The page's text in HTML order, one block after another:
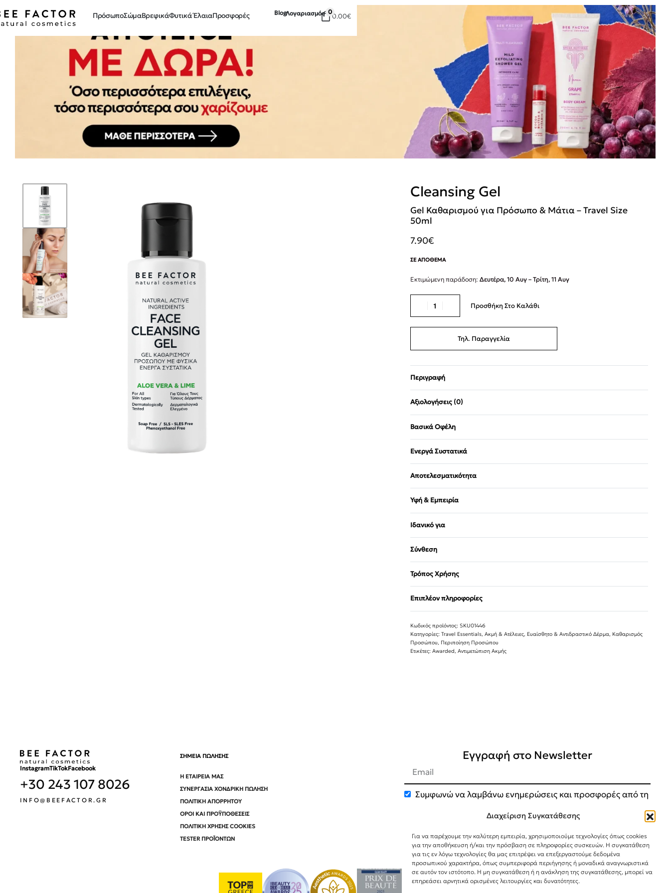
Διαχείριση Συγκατάθεσης
Για να παρέχουμε την καλύτερη εμπειρία, χρησιμοποιούμε τεχνολογίες όπως cookies
για την αποθήκευση ή/και την πρόσβαση σε πληροφορίες συσκευών. Η συγκατάθεση
για τις εν λόγω τεχνολογίες θα μας επιτρέψει να επεξεργαστούμε δεδομένα
προσωπικού χαρακτήρα, όπως συμπεριφορά περιήγησης ή μοναδικά αναγνωριστικά
σε αυτόν τον ιστότοπο. Η μη συγκατάθεση ή η ανάκληση της συγκατάθεσης, μπορεί να
επηρεάσει αρνητικά ορισμένες λειτουργίες και δυνατότητες.
ΠρόσωποΣώμαΒρεφικάΦυτικά ΈλαιαΠροσφορές BlogΛογαριασμός 00.00€
Cleansing Gel
Gel Καθαρισμού για Πρόσωπο & Μάτια – Travel Size
50ml
7.90€
ΣΕ ΑΠΌΘΕΜΑ
Εκτιμώμενη παράδοση: Δευτέρα, 10 Αυγ – Τρίτη, 11 Αυγ
Προσθήκη Στο Καλάθι
Τηλ. Παραγγελία
Περιγραφή
Αξιολογήσεις (0)
Βασικά Οφέλη
Ενεργά Συστατικά
Αποτελεσματικότητα
Υφή & Εμπειρία
Ιδανικό για
Σύνθεση
Τρόπος Χρήσης
Επιπλέον πληροφορίες
SKU01446
Κατηγορίες: Travel Essentials, Ακμή & Ατέλειες, Ευαίσθητο & Αντιδραστικό Δέρμα
Καθαρισμός
Προσώπου
Περιποίηση Προσώπου
Ετικέτες: Awarded Αντιμετώπιση Ακμής
InstagramTikTokFacebook
+30 243 107 8026
INFO@BEEFACTOR.GR
ΣΗΜΕΙΑ ΠΩΛΗΣΗΣ
Η ΕΤΑΙΡΕΊΑ ΜΑΣ
ΣΥΝΕΡΓΑΣΊΑ ΧΟΝΔΡΙΚΉ ΠΏΛΗΣΗ
ΠΟΛΙΤΙΚΉ ΑΠΟΡΡΉΤΟΥ
ΌΡΟΙ ΚΑΙ ΠΡΟΫΠΟΘΈΣΕΙΣ
ΠΟΛΙΤΙΚΉ ΧΡΉΣΗΣ COOKIES
TESTER ΠΡΟΪΌΝΤΩΝ
Εγγραφή στο Newsletter
Συμφωνώ να λαμβάνω ενημερώσεις και προσφορές από τη